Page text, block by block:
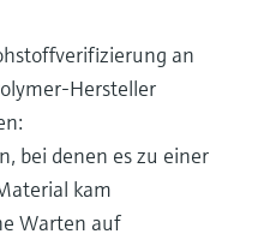
an
Hersteller
bei denen es zu einer
kam
Warten auf